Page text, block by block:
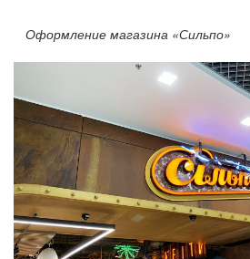
Оформление магазина «Сильпо»